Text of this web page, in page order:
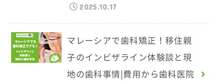
2025.10.17
マレーシアで歯科矯正！移住親
子のインビザライン体験談と現
地の歯科事情|費用から歯科医院